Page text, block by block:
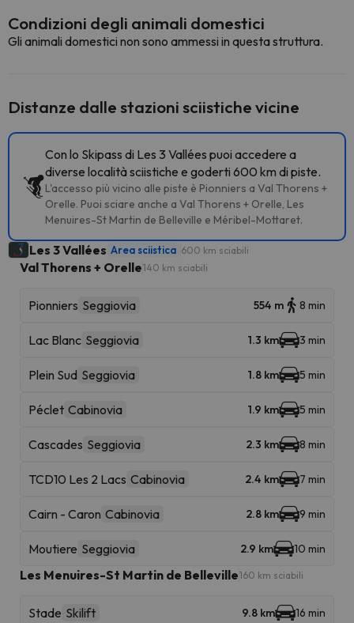
Condizioni degli animali domestici
Gli animali domestici non sono ammessi in questa struttura.
Distanze dalle stazioni sciistiche vicine
Con lo Skipass di Les 3 Vallées puoi accedere a
diverse località sciistiche e goderti 600 km di piste.
L'accesso più vicino alle piste è Pionniers a Val Thorens +
Orelle. Puoi sciare anche a Val Thorens + Orelle, Les
Menuires-St Martin de Belleville e Méribel-Mottaret.
Les 3 Vallées Area sciistica 600 km sciabili
Val Thorens + Orelle140 km sciabili
Pionniers Seggiovia 554 m 8 min
Lac Blanc Seggiovia 1.3 km 3 min
Plein Sud Seggiovia 1.8 km 5 min
Péclet Cabinovia 1.9 km 5 min
Cascades Seggiovia 2.3 km 8 min
TCD10 Les 2 Lacs Cabinovia 2.4 km 7 min
Cairn - Caron Cabinovia 2.8 km 9 min
Moutiere Seggiovia 2.9 km 10 min
Les Menuires-St Martin de Belleville160 km sciabili
Stade Skilift 9.8 km 16 min